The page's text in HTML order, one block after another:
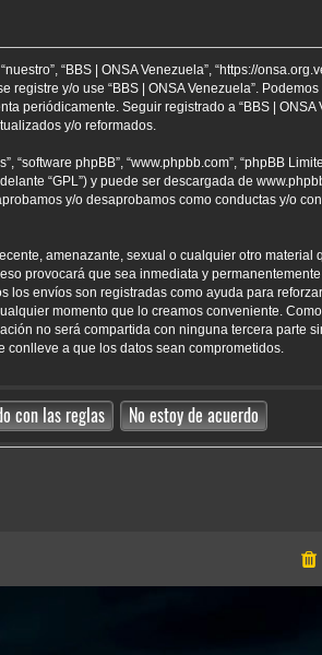
“BBS | ONSA Venezuela”, “https://
y/o use “BBS | ONSA Venezuela”.
periódicamente. Seguir registrado a “BBS |
y/o reformados.
phpBB”, “www.phpbb.com”, “phpBB
“GPL”) y puede ser descargada de
y/o desaprobamos como conductas y/o
amenazante, sexual o cualquier otro
provocará que sea inmediata y
envíos son registradas como ayuda para
momento que lo creamos conveniente.
no será compartida con ninguna tercera parte
a que los datos sean comprometidos.